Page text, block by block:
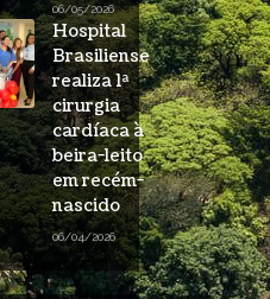
06/05/2026
Hospital
Brasiliense
realiza 1ª
cirurgia
cardíaca à
beira-leito
em recém-
nascido
06/04/2026